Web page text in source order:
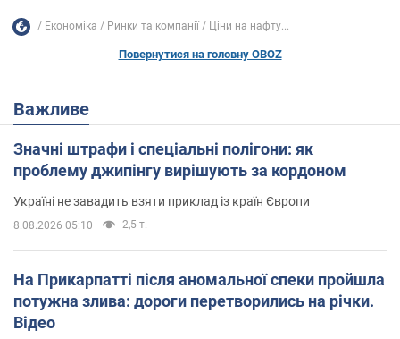
Економіка Ринки та компанії Ціни на нафту...
Повернутися на головну OBOZ
Важливе
Значні штрафи і спеціальні полігони: як
проблему джипінгу вирішують за кордоном
Україні не завадить взяти приклад із країн Європи
8.08.2026 05:10 2,5 т.
На Прикарпатті після аномальної спеки пройшла
потужна злива: дороги перетворились на річки.
Відео